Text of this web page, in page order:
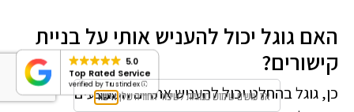
האם גוגל יכול להעניש אותי על בניית
קישורים?
כן, גוגל בהחלט יכול להעניש אתרים המבצעים
5.0
Top Rated Service
verified by Trustindex
אנו עושים שימוש בעוגיות לשיפור החוויה שלך אישור